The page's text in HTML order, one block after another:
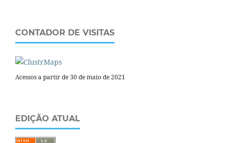
CONTADOR DE VISITAS
Acessos a partir de 30 de maio de 2021
EDIÇÃO ATUAL